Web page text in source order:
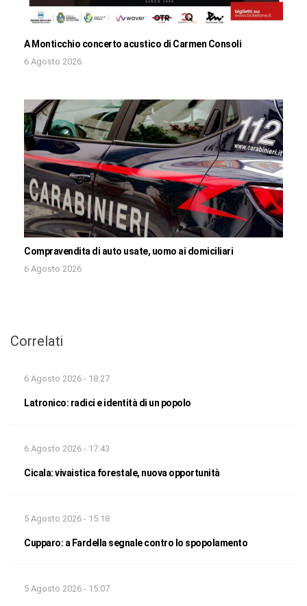
A Monticchio concerto acustico di Carmen Consoli
6 Agosto 2026
Compravendita di auto usate, uomo ai domiciliari
6 Agosto 2026
Correlati
6 Agosto 2026 - 18:27
Latronico: radici e identità di un popolo
6 Agosto 2026 - 17:43
Cicala: vivaistica forestale, nuova opportunità
5 Agosto 2026 - 15:18
Cupparo: a Fardella segnale contro lo spopolamento
5 Agosto 2026 - 15:07